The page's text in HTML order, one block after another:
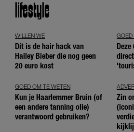
lifestyle
WILLEN WE
Dít is de hair hack van
Hailey Bieber die nog geen
20 euro kost
GOED
GOED OM TE WETEN
Kun je Haarlemmer Bruin (of
een andere tanning olie)
verantwoord gebruiken?
Zin